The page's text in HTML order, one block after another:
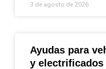
3 de agosto de 2026
Ayudas para
y electrificados